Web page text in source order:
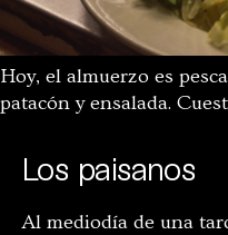
Hoy, el almuerzo es
patacón y ensalada.
Los paisanos
Al mediodía de una